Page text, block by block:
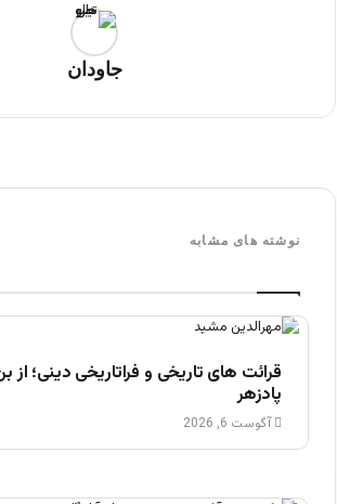
جاودان
نوشته های مشابه
قرائت های تاریخی و فراتاریخی دینی؛ از
پادزهر
آگوست 6, 2026